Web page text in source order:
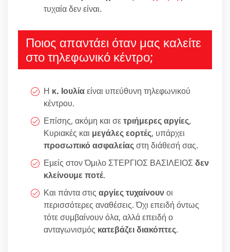
τυχαία δεν είναι.
Ποιος απαντάει όταν μας καλείτε
στο τηλεφωνικό κέντρο;
Η κ. Ιουλίαείναι υπεύθυνη τηλεφωνικού
κέντρου.
Επίσης, ακόμη και σετριήμερες αργίες,
Κυριακές και μεγάλες εορτές, υπάρχει
προσωπικό ασφαλείαςστη διάθεσή σας.
Εμείς στον Όμιλο ΣΤΕΡΓΙΟΣ ΒΑΣΙΛΕΙΟΣδεν
κλείνουμε ποτέ.
Και πάντα στις αργίες τυχαίνουνοι
περισσότερες αναθέσεις. Όχι επειδή όντως
τότε συμβαίνουν όλα, αλλά επειδή ο
ανταγωνισμός κατεβάζει διακόπτες.